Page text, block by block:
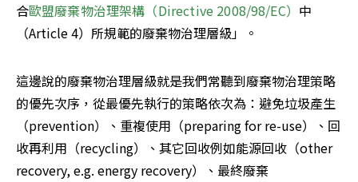
合歐盟廢棄物治理架構（Directive 2008/98/EC） 中
（Article 4）所規範的廢棄物治理層級」。
這邊說的廢棄物治理層級就是我們常聽到廢棄物治理策略
的優先次序，從最優先執行的策略依次為：避免垃圾產生
（prevention）、重複使用（preparing for re-use）、回
收再利用（recycling）、其它回收例如能源回收（other
recovery, e.g. energy recovery）、最終廢棄